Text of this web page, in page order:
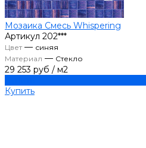
Мозаика Смесь Whispering
Артикул 202***
Цвет— синяя
Материал — Стекло
29 253 руб / м2
Купить